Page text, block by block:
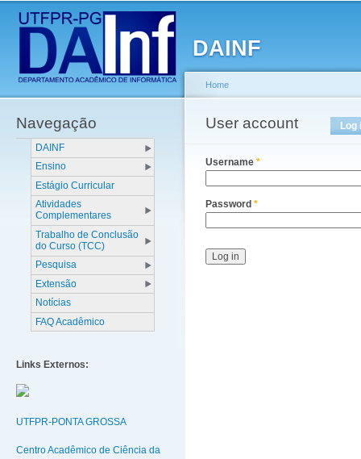
DAINF
Main menu
Navegação
DAINF
Ensino
Estágio Curricular
Atividades
Complementares
Trabalho de Conclusão
do Curso (TCC)
Pesquisa
Extensão
Notícias
FAQ Acadêmico
Links Externos:
UTFPR-PONTA GROSSA
Centro Acadêmico de Ciência da
You are here
Home
User account
Primary tabs Log
Username *
Password *